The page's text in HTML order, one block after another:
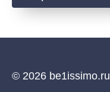
© 2026 be1issimo.ru